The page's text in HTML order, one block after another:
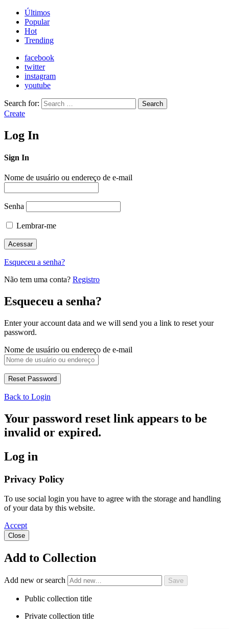
Últimos
Popular
Hot
Trending
facebook
twitter
instagram
youtube
Search for: Search
Create
Log In
Sign In
Nome de usuário ou endereço de e-mail
Senha
Lembrar-me
Esqueceu a senha?
Não tem uma conta? Registro
Esqueceu a senha?
Enter your account data and we will send you a link to reset your
password.
Nome de usuário ou endereço de e-mail
Back to Login
Your password reset link appears to be
invalid or expired.
Log in
Privacy Policy
To use social login you have to agree with the storage and handling
of your data by this website.
Accept
Close
Add to Collection
Add new or search
Public collection title
Private collection title